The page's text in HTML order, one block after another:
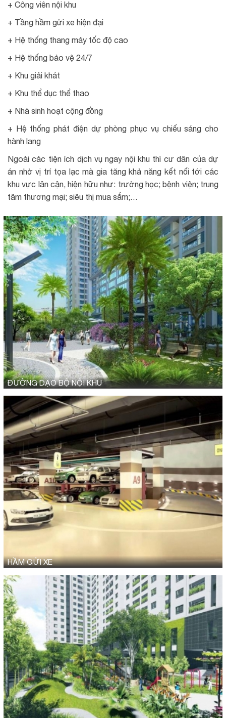
+ Công viên nội khu
+ Tầng hầm gửi xe hiện đại
+ Hệ thống thang máy tốc độ cao
+ Hệ thống bảo vệ 24/7
+ Khu giải khát
+ Khu thể dục thể thao
+ Nhà sinh hoạt cộng đồng
+ Hệ thống phát điện dự phòng phục vụ chiếu sáng cho
hành lang
Ngoài các tiện ích dịch vụ ngay nội khu thì cư dân của dự
án nhờ vị trí tọa lạc mà gia tăng khả năng kết nối tới các
khu vực lân cận, hiện hữu như: trường học; bệnh viện; trung
tâm thương mại; siêu thị mua sắm;…
ĐƯỜNG DẠO BỘ NỘI KHU
HẦM GỬI XE